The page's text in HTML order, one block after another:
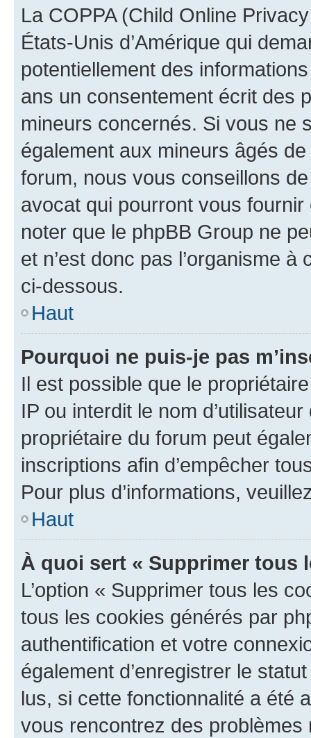
La COPPA (Child Online
États-Unis d’Amérique qui
potentiellement des
ans un consentement écrit des
mineurs concernés. Si vous ne
également aux mineurs âgés
forum, nous vous conseillons
avocat qui pourront vous
noter que le phpBB Group ne
et n’est donc pas l’organisme
ci-dessous.
Haut
Pourquoi ne puis-je pas
Il est possible que le
IP ou interdit le nom
propriétaire du forum peut
inscriptions afin d’empêcher
Pour plus d’informations,
Haut
À quoi sert « Supprimer tous
L’option « Supprimer tous les
tous les cookies générés par
authentification et votre
également d’enregistrer le
lus, si cette fonctionnalité a été
vous rencontrez des